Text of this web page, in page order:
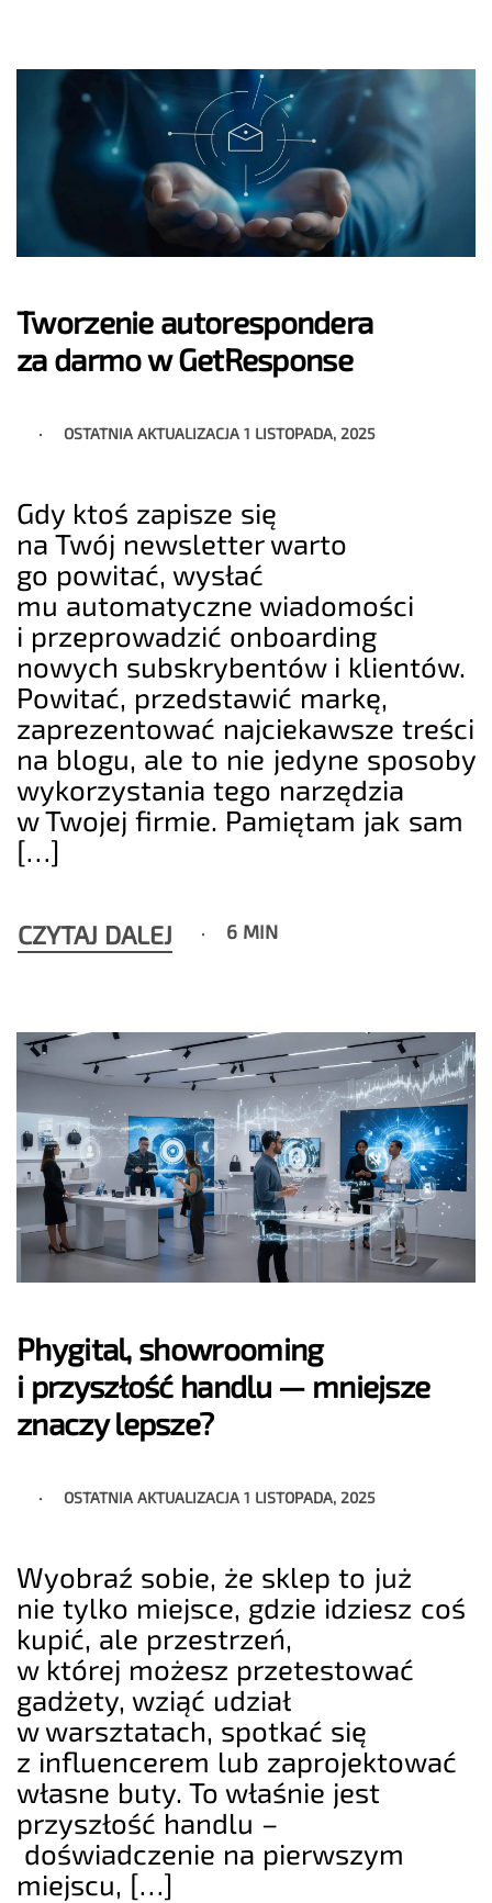
Tworzenie autorespondera
za darmo w GetResponse
OSTATNIA AKTUALIZACJA1 LISTOPADA, 2025
Gdy ktoś zapisze się
na Twój newsletter warto
go powitać, wysłać
mu automatyczne wiadomości
i przeprowadzić onboarding
nowych subskrybentów i klientów.
Powitać, przedstawić markę,
zaprezentować najciekawsze treści
na blogu, ale to nie jedyne sposoby
wykorzystania tego narzędzia
w Twojej firmie. Pamiętam jak sam
[…]
CZYTAJ DALEJ 6 MIN
Phygital, showrooming
i przyszłość handlu — mniejsze
znaczy lepsze?
OSTATNIA AKTUALIZACJA1 LISTOPADA, 2025
Wyobraź sobie, że sklep to już
nie tylko miejsce, gdzie idziesz coś
kupić, ale przestrzeń,
w której możesz przetestować
gadżety, wziąć udział
w warsztatach, spotkać się
z influencerem lub zaprojektować
własne buty. To właśnie jest
przyszłość handlu –
doświadczenie na pierwszym
miejscu, […]